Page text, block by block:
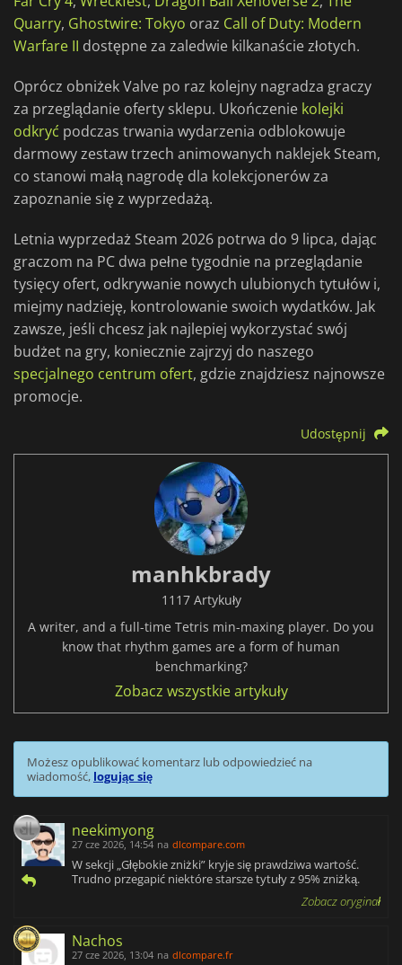
Quarry, Ghostwire: Tokyo oraz Call of Duty: Modern
Warfare II dostępne za zaledwie kilkanaście złotych.
Oprócz obniżek Valve po raz kolejny nagradza graczy
za przeglądanie oferty sklepu. Ukończenie kolejki
odkryć podczas trwania wydarzenia odblokowuje
darmowy zestaw trzech animowanych naklejek Steam,
co stanowi małą nagrodę dla kolekcjonerów za
zapoznanie się z wyprzedażą.
Letnia wyprzedaż Steam 2026 potrwa do 9 lipca, dając
graczom na PC dwa pełne tygodnie na przeglądanie
tysięcy ofert, odkrywanie nowych ulubionych tytułów i,
miejmy nadzieję, kontrolowanie swoich wydatków. Jak
zawsze, jeśli chcesz jak najlepiej wykorzystać swój
budżet na gry, koniecznie zajrzyj do naszego
specjalnego centrum ofert, gdzie znajdziesz najnowsze
promocje.
Udostępnij
manhkbrady
1117 Artykuły
A writer, and a full-time Tetris min-maxing player. Do you
know that rhythm games are a form of human
benchmarking?
Zobacz wszystkie artykuły
Możesz opublikować komentarz lub odpowiedzieć na
wiadomość, logując się
neekimyong
27 cze 2026, 14:54 na dlcompare.com
W sekcji „Głębokie zniżki” kryje się prawdziwa wartość.
Trudno przegapić niektóre starsze tytuły z 95% zniżką.
Zobacz oryginał
Nachos
27 cze 2026, 13:04 na dlcompare.fr